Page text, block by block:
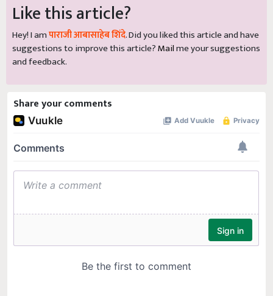
Like this article?
Hey! I amपाराजी आबासाहेब शिंदे. Did you liked this article and have
suggestions to improve this article?Mailme your suggestions
and feedback.
Share your comments